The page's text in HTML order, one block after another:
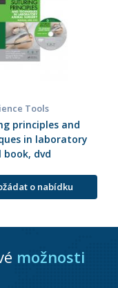
Tools
principles and
in laboratory
book, dvd
o nabídku
možnosti